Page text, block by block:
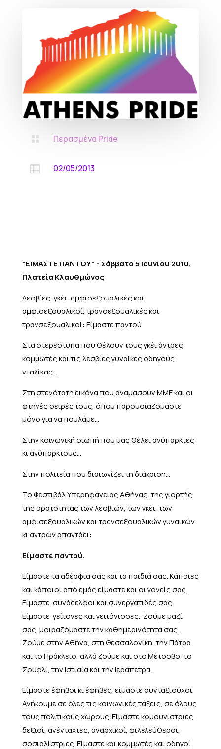
 Περασμένα Pride
 02/05/2013
"ΕΙΜΑΣΤΕ ΠΑΝΤΟΥ" - Σάββατο 5 Ιουνίου 2010,
Πλατεία Κλαυθμώνος
Λεσβίες, γκέι, αμφισεξουαλικές και
αμφισεξουαλικοί, τρανσεξουαλικές και
τρανσεξουαλικοί: Είμαστε παντού
Στα στερεότυπα που θέλουν τους γκέι άντρες
κομμωτές και τις λεσβίες γυναίκες οδηγούς
νταλίκας…
Στη στενότατη εικόνα που αναμασούν ΜΜΕ και οι
φτηνές σειρές τους, όπου παρουσιαζόμαστε
μόνο για να πουλάμε…
Στην κοινωνική σιωπή που μας θέλει ανύπαρκτες
κι ανύπαρκτους…
Στην πολιτεία που διαιωνίζει τη διάκριση…
Το Φεστιβάλ Υπερηφάνειας Αθήνας, της γιορτής
της ορατότητας των λεσβιών, των γκέι, των
αμφισεξουαλικών και τρανσεξουαλικών γυναικών
κι αντρών απαντάει:
Είμαστε παντού.
Είμαστε τα αδέρφια σας και τα παιδιά σας. Κάποιες
και κάποιοι από εμάς είμαστε και οι γονείς σας.
Είμαστε συνάδελφοι και συνεργάτιδές σας.
Είμαστε γείτονες και γειτόνισσες. Ζούμε μαζί
σας, μοιραζόμαστε την καθημερινότητά σας.
Ζούμε στην Αθήνα, στη Θεσσαλονίκη, την Πάτρα
και το Ηράκλειο, αλλά ζούμε και στο Μέτσοβο, το
Σουφλί, την Ιστιαία και την Ιεράπετρα.
Είμαστε έφηβοι κι έφηβες, είμαστε συνταξιούχοι.
Ανήκουμε σε όλες τις κοινωνικές τάξεις, σε όλους
τους πολιτικούς χώρους. Είμαστε κομουνίστριες,
δεξιοί, ανένταχτες, αναρχικοί, φιλελεύθεροι,
σοσιαλίστριες. Είμαστε και κομμωτές και οδηγοί